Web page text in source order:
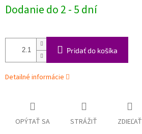
Dodanie do 2 - 5 dní
Pridať do košíka
Detailné informácie
OPÝTAŤ SA STRÁŽIŤ ZDIEĽAŤ